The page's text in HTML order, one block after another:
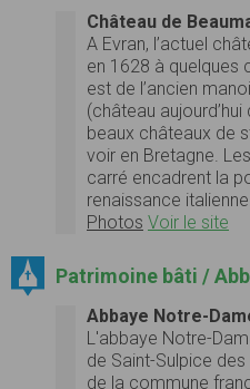
Château de
A Evran, l’actuel
en 1628 à quelques
est de l’ancien
(château aujourd’hui
beaux châteaux de
voir en Bretagne.
carré encadrent la
renaissance
Photos Voir le site
Patrimoine bâti /
Abbaye Notre-
L'abbaye Notre-
de Saint-Sulpice
de la commune